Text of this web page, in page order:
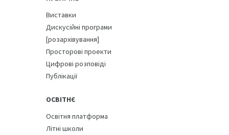
Виставки
Дискусійні програми
[розархівування]
Просторові проекти
Цифрові розповіді
Публікації
ОСВІТНЄ
Освітня платформа
Літні школи